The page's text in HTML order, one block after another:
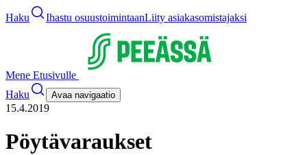
Haku Ihastu osuustoimintaanLiity asiakasomistajaksi
Mene Etusivulle
Haku
Avaa navigaatio
15.4.2019
Pöytävaraukset